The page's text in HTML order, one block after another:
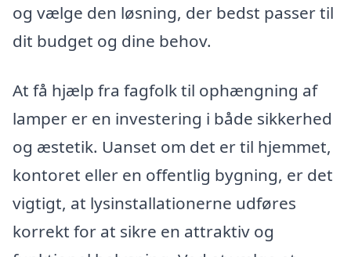
og vælge den løsning, der bedst passer til
dit budget og dine behov.
At få hjælp fra fagfolk til ophængning af
lamper er en investering i både sikkerhed
og æstetik. Uanset om det er til hjemmet,
kontoret eller en offentlig bygning, er det
vigtigt, at lysinstallationerne udføres
korrekt for at sikre en attraktiv og